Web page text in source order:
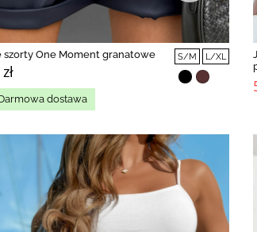
szorty One Moment granatowe S/M L/XL
dostawa